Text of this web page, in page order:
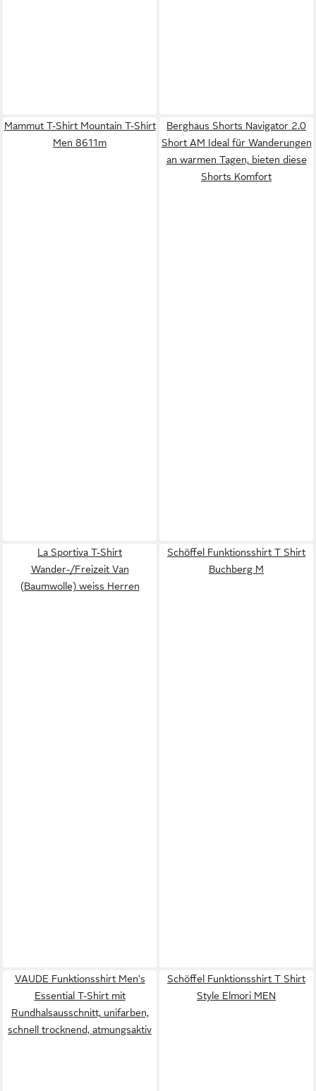
Mammut T-Shirt Mountain T-Shirt
Men 8611m
Berghaus Shorts Navigator 2.0
Short AM Ideal für Wanderungen
an warmen Tagen, bieten diese
Shorts Komfort
La Sportiva T-Shirt
Wander-/Freizeit Van
(Baumwolle) weiss Herren
Schöffel Funktionsshirt T Shirt
Buchberg M
VAUDE Funktionsshirt Men's
Essential T-Shirt mit
Rundhalsausschnitt, unifarben,
schnell trocknend, atmungsaktiv
Schöffel Funktionsshirt T Shirt
Style Elmori MEN